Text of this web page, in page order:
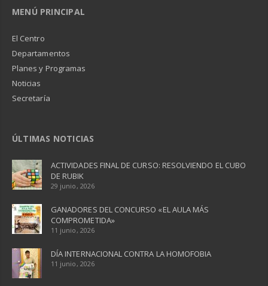
MENÚ PRINCIPAL
El Centro
Departamentos
Planes y Programas
Noticias
Secretaría
ÚLTIMAS NOTICIAS
ACTIVIDADES FINAL DE CURSO: RESOLVIENDO EL CUBO
DE RUBIK
29 junio, 2026
GANADORES DEL CONCURSO «EL AULA MÁS
COMPROMETIDA»
11 junio, 2026
DÍA INTERNACIONAL CONTRA LA HOMOFOBIA
11 junio, 2026